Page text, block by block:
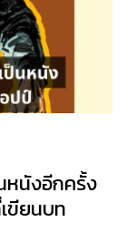
หนังอีกครั้ง
ขียนบท